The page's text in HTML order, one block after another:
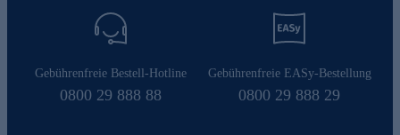
Gebührenfreie Bestell-Hotline
0800 29 888 88
Gebührenfreie EASy-Bestellung
0800 29 888 29